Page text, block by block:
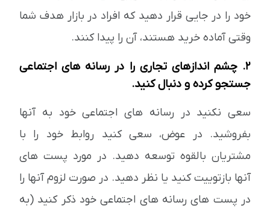
خود را در جایی قرار دهید که افراد در بازار هدف شما
وقتی آماده خرید هستند، آن را پیدا کنند.
2. چشم اندازهای تجاری را در رسانه های اجتماعی
جستجو کرده و دنبال کنید.
سعی نکنید در رسانه های اجتماعی خود به آنها
بفروشید. در عوض، سعی کنید روابط خود را با
مشتریان بالقوه توسعه دهید. در مورد پست های
آنها بازتوییت کنید یا نظر دهید. در صورت لزوم آنها را
در پست های رسانه های اجتماعی خود ذکر کنید (به